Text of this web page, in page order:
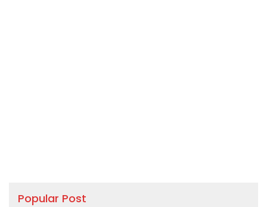
Popular Post